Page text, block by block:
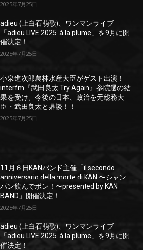
2025年7月25日
adieu (上白石萌歌)、ワンマンライブ
「adieu LIVE 2025 à la plume」を9月に開
催決定！
2025年7月25日
小泉進次郎農林水産大臣がゲスト出演！
interfm『武田良太 Try Again』参院選の結
果を受け、今後の日本、政治を元総務大
臣・武田良太と鼎談！！
2025年7月25日
11月６日KANバンド主催「il secondo
anniversario della morte di KAN 〜シャン
パン飲んでポン！〜presented by KAN
BAND」開催決定！
2025年7月25日
adieu (上白石萌歌)、ワンマンライブ
「adieu LIVE 2025 à la plume」を9月に開
催決定！